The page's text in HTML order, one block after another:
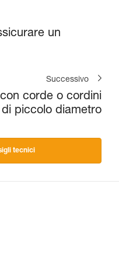
un
Successivo
corde o cordini
di piccolo diametro
tecnici